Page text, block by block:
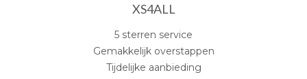
XS4ALL
5 sterren service
Gemakkelijk overstappen
Tijdelijke aanbieding